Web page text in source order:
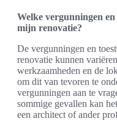
Welke vergunningen
mijn renovatie?
De vergunningen en
renovatie kunnen
werkzaamheden en de
om dit van tevoren te
vergunningen aan te
sommige gevallen kan
een architect of ander